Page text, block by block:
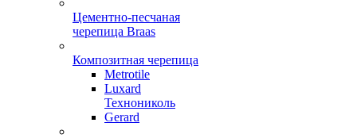
Цементно-песчаная
черепица Braas
Композитная черепица
Metrotile
Luxard
Технониколь
Gerard